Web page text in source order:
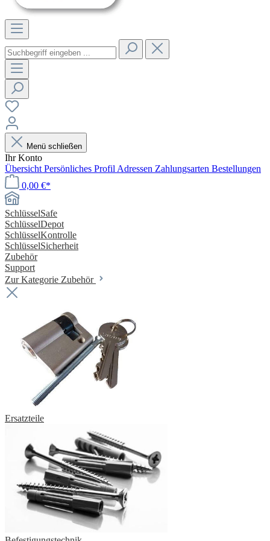
Menü schließen
Ihr Konto
Übersicht Persönliches Profil Adressen Zahlungsarten Bestellungen
0,00 €*
SchlüsselSafe
SchlüsselDepot
SchlüsselKontrolle
SchlüsselSicherheit
Zubehör
Support
Zur Kategorie Zubehör
Ersatzteile